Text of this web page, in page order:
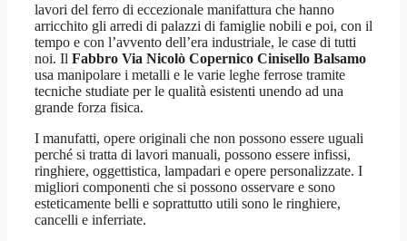
lavori del ferro di eccezionale manifattura che hanno
arricchito gli arredi di palazzi di famiglie nobili e poi, con il
tempo e con l’avvento dell’era industriale, le case di tutti
noi. Il Fabbro Via Nicolò Copernico Cinisello Balsamo
usa manipolare i metalli e le varie leghe ferrose tramite
tecniche studiate per le qualità esistenti unendo ad una
grande forza fisica.
I manufatti, opere originali che non possono essere uguali
perché si tratta di lavori manuali, possono essere infissi,
ringhiere, oggettistica, lampadari e opere personalizzate. I
migliori componenti che si possono osservare e sono
esteticamente belli e soprattutto utili sono le ringhiere,
cancelli e inferriate.